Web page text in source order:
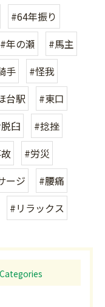
#64年振り
#年の瀬
#馬主
手
#怪我
台駅
#東口
臼
#捻挫
#労災
ージ
#腰痛
#リラックス
Categories